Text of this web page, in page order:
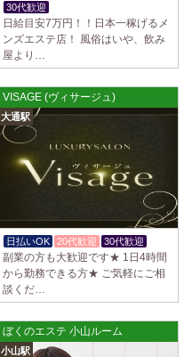
30代歓迎
日給目安7万円！！日本一稼げるメ
ンズエステ店！ 風俗はいや、飲み
屋より…
VISAGE (ヴィサージュ)
大通駅
日払いOK 20代歓迎 30代歓迎
副業の方も大歓迎です★ 1日4時間
から勤務できる方★ ご気軽にご相
談くだ…
ぼくのエステ 小山ルーム
小山駅